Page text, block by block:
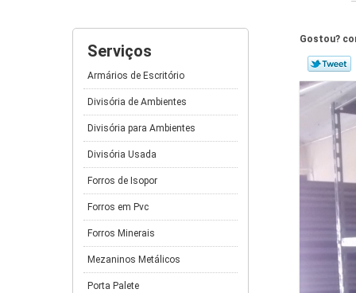
Serviços
Armários de Escritório
Divisória de Ambientes
Divisória para Ambientes
Divisória Usada
Forros de Isopor
Forros em Pvc
Forros Minerais
Mezaninos Metálicos
Porta Palete
Gostou?